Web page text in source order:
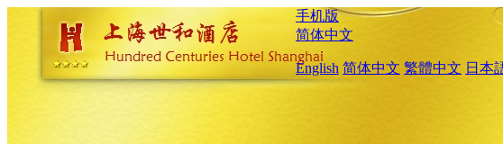
手机版
简体中文
English 简体中文 繁體中文 日本